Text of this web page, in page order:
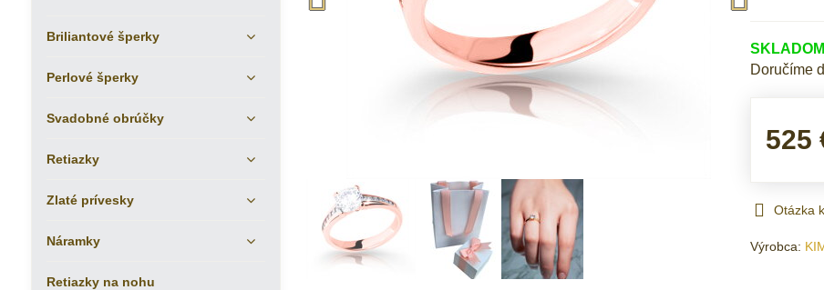
Doručíme
525
Otázka
Výrobca:
Briliantové šperky
Perlové šperky
Svadobné obrúčky
Retiazky
Zlaté prívesky
Náramky
Retiazky na nohu